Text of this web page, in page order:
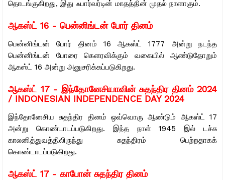
தொடங்குகிறது, இது ஃபார்வர்டின் மாதத்தின் முதல் நாளாகும்.
ஆகஸ்ட் 16 - பென்னிங்டன் போர் தினம்
பென்னிங்டன் போர் தினம் 16 ஆகஸ்ட் 1777 அன்று நடந்த
பென்னிங்டன் போரை கௌரவிக்கும் வகையில் ஆண்டுதோறும்
ஆகஸ்ட் 16 அன்று அனுசரிக்கப்படுகிறது.
ஆகஸ்ட் 17 - இந்தோனேசியாவின் சுதந்திர தினம் 2024
/ INDONESIAN INDEPENDENCE DAY 2024
இந்தோனேசிய சுதந்திர தினம் ஒவ்வொரு ஆண்டும் ஆகஸ்ட் 17
அன்று கொண்டாடப்படுகிறது. இந்த நாள் 1945 இல் டச்சு
காலனித்துவத்திலிருந்து சுதந்திரம் பெற்றதாகக்
கொண்டாடப்படுகிறது.
ஆகஸ்ட் 17 - காபோன் சுதந்திர தினம்